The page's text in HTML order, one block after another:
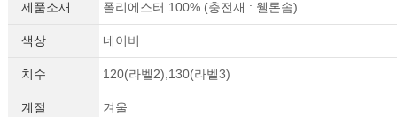
제품소재 폴리에스터 100% (충전재 : 웰론솜)
색상 네이비
치수 120(라벨2),130(라벨3)
계절 겨울